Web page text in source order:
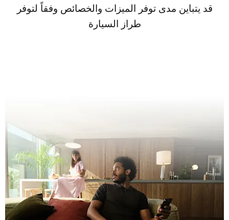
قد يتباين مدى توفر الميزات والخصائص وفقاً لتوفر
طراز السيارة